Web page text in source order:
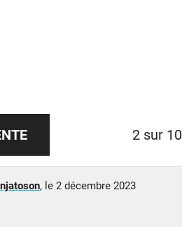
2 sur 10
, le 2 décembre 2023